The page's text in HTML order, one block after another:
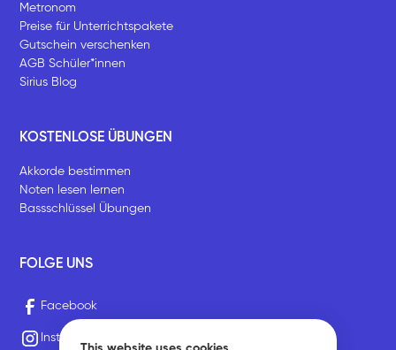
Metronom
Preise für Unterrichtspakete
Gutschein verschenken
AGB Schüler*innen
Sirius Blog
KOSTENLOSE ÜBUNGEN
Akkorde bestimmen
Noten lesen lernen
Bassschlüssel Übungen
FOLGE UNS
Facebook
Instagram